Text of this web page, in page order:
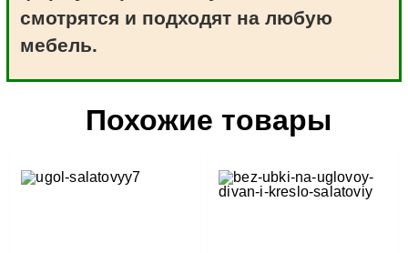
смотрятся и подходят на любую
мебель.
Похожие товары